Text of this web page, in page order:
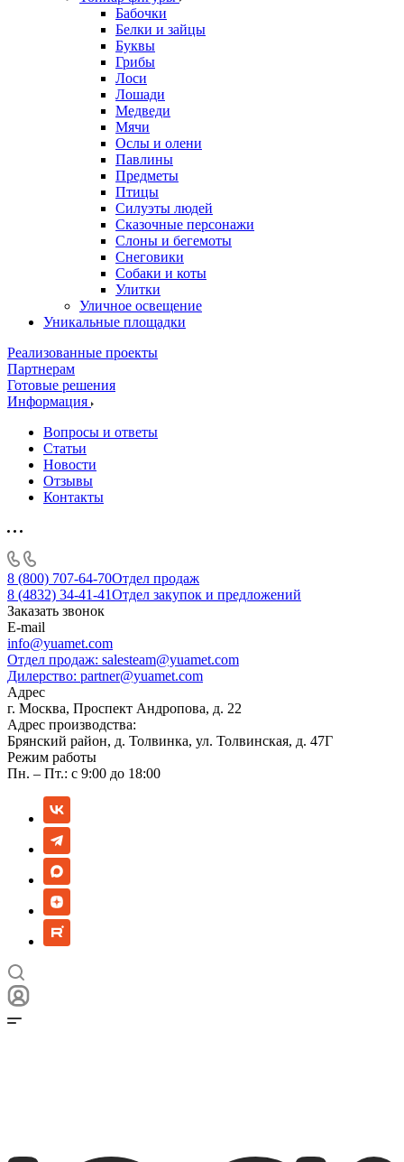
Бабочки
Белки и зайцы
Буквы
Грибы
Лоси
Лошади
Медведи
Мячи
Ослы и олени
Павлины
Предметы
Птицы
Силуэты людей
Сказочные персонажи
Слоны и бегемоты
Снеговики
Собаки и коты
Улитки
Уличное освещение
Уникальные площадки
Реализованные проекты
Партнерам
Готовые решения
Информация
Вопросы и ответы
Статьи
Новости
Отзывы
Контакты
8 (800) 707-64-70Отдел продаж
8 (4832) 34-41-41Отдел закупок и предложений
Заказать звонок
E-mail
info@yuamet.com
Отдел продаж: salesteam@yuamet.com
Дилерство: partner@yuamet.com
Адрес
г. Москва, Проспект Андропова, д. 22
Адрес производства:
Брянский район, д. Толвинка, ул. Толвинская, д. 47Г
Режим работы
Пн. – Пт.: с 9:00 до 18:00